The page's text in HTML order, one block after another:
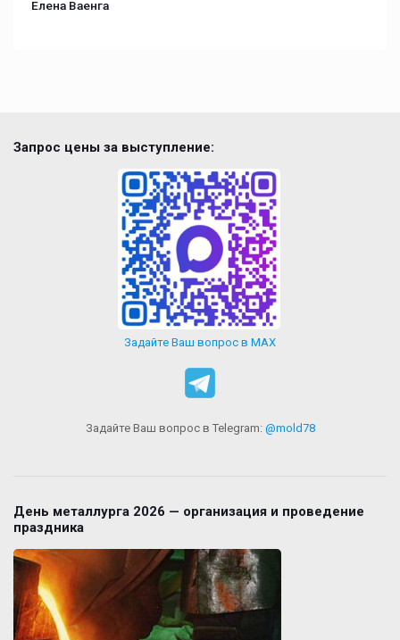
Елена Ваенга
Запрос цены за выступление:
Задайте Ваш вопрос в MAX
Задайте Ваш вопрос в Telegram: @mold78
День металлурга 2026 — организация и проведение
праздника